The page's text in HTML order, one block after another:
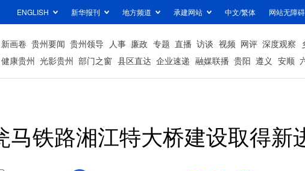
ENGLISH 新华报刊 地方频道 承建网站 中文/繁体 网站无障碍
新画卷 贵州要闻 贵州领导 人事 廉政 专题 直播 访谈 视频 网评 深度观察
健康贵州 光影贵州 部门之窗 县区直达 企业速递 融媒联播 贵阳 遵义 安顺
马铁路湘江特大桥建设取得新